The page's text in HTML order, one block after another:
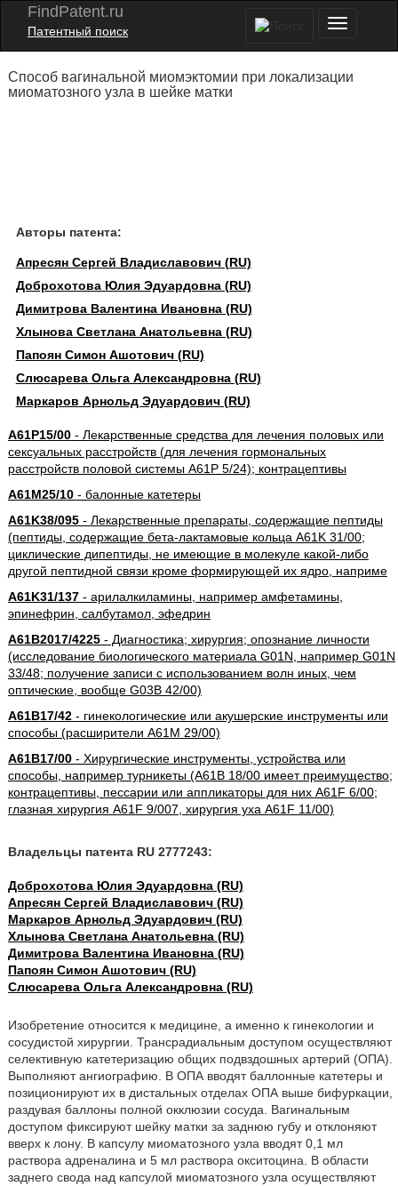
FindPatent.ru
Патентный поиск
Способ вагинальной миомэктомии при локализации
миоматозного узла в шейке матки
Авторы патента:
Апресян Сергей Владиславович (RU)
Доброхотова Юлия Эдуардовна (RU)
Димитрова Валентина Ивановна (RU)
Хлынова Светлана Анатольевна (RU)
Папоян Симон Ашотович (RU)
Слюсарева Ольга Александровна (RU)
Маркаров Арнольд Эдуардович (RU)
A61P15/00- Лекарственные средства для лечения половых или
сексуальных расстройств (для лечения гормональных
расстройств половой системы A61P 5/24); контрацептивы
A61M25/10- балонные катетеры
A61K38/095- Лекарственные препараты, содержащие пептиды
(пептиды, содержащие бета-лактамовые кольца A61K 31/00;
циклические дипептиды, не имеющие в молекуле какой-либо
другой пептидной связи кроме формирующей их ядро, наприме
A61K31/137- арилалкиламины, например амфетамины,
эпинефрин, салбутамол, эфедрин
A61B2017/4225- Диагностика; хирургия; опознание личности
(исследование биологического материала G01N, например G01N
33/48; получение записи с использованием волн иных, чем
оптические, вообще G03B 42/00)
A61B17/42- гинекологические или акушерские инструменты или
способы (расширители A61M 29/00)
A61B17/00- Хирургические инструменты, устройства или
способы, например турникеты (A61B 18/00 имеет преимущество;
контрацептивы, пессарии или аппликаторы для них A61F 6/00;
глазная хирургия A61F 9/007, хирургия уха A61F 11/00)
Владельцы патента RU 2777243:
Доброхотова Юлия Эдуардовна (RU)
Апресян Сергей Владиславович (RU)
Маркаров Арнольд Эдуардович (RU)
Хлынова Светлана Анатольевна (RU)
Димитрова Валентина Ивановна (RU)
Папоян Симон Ашотович (RU)
Слюсарева Ольга Александровна (RU)
Изобретение относится к медицине, а именно к гинекологии и
сосудистой хирургии. Трансрадиальным доступом осуществляют
селективную катетеризацию общих подвздошных артерий (ОПА).
Выполняют ангиографию. В ОПА вводят баллонные катетеры и
позиционируют их в дистальных отделах ОПА выше бифуркации,
раздувая баллоны полной окклюзии сосуда. Вагинальным
доступом фиксируют шейку матки за заднюю губу и отклоняют
вверх к лону. В капсулу миоматозного узла вводят 0,1 мл
раствора адреналина и 5 мл раствора окситоцина. В области
заднего свода над капсулой миоматозного узла осуществляют